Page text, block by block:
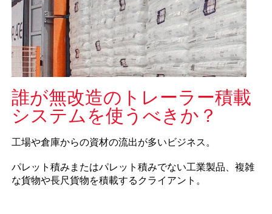
誰が無改造のトレーラー積載
システムを使うべきか？
工場や倉庫からの資材の流出が多いビジネス。
パレット積みまたはパレット積みでない工業製品、複雑
な貨物や長尺貨物を積載するクライアント。